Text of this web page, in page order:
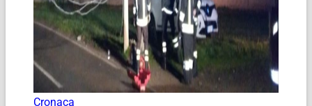
Cronaca